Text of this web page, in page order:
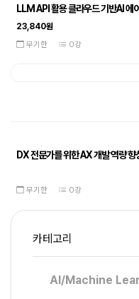
LLM API 활용 클라우드 기반AI 에
23,840원
무기한 0강
DX 전문가를 위한 AX 개발 역량 향
무기한 0강
카테고리
AI/Machine